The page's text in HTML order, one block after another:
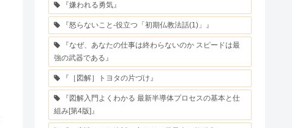
『嫌われる勇気』
『怒らないこと-役立つ「初期仏教法話(1)」』
『なぜ、あなたの仕事は終わらないのか スピードは最
強の武器である』
『［図解］トヨタの片づけ』
『図解入門よくわかる 最新半導体プロセスの基本と仕
組み[第4版]』